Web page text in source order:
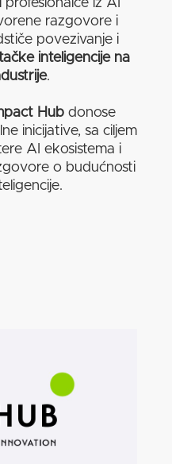
iz AI
razgovore i
povezivanje i
inteligencije na
.
Hubdonose
inicijative, sa ciljem
AI ekosistema i
o budućnosti